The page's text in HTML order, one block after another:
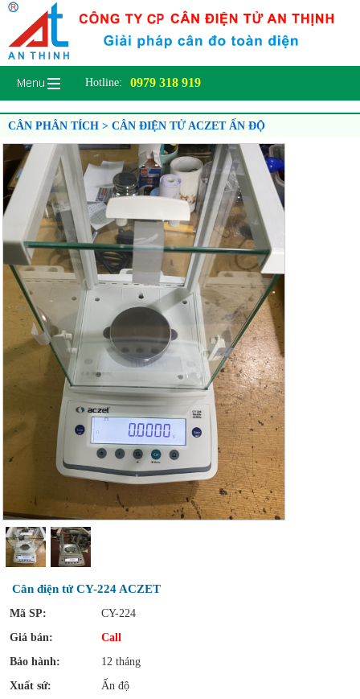
Hotline: 0979 318 919
CÂN PHÂN TÍCH > CÂN ĐIỆN TỬ ACZET ẤN ĐỘ
Cân điện tử CY-224 ACZET
Mã SP:
CY-224
Giá bán:
Call
Bảo hành:
12 tháng
Xuất sứ:
Ấn độ